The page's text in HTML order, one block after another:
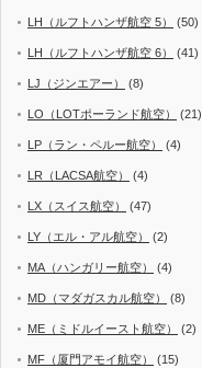
LH（ルフトハンザ航空 5） (50)
LH（ルフトハンザ航空 6） (41)
LJ（ジンエアー） (8)
LO（LOTポーランド航空） (21)
LP（ラン・ペルー航空） (4)
LR（LACSA航空） (4)
LX（スイス航空） (47)
LY（エル・アル航空） (2)
MA（ハンガリー航空） (4)
MD（マダガスカル航空） (8)
ME（ミドルイースト航空） (2)
MF（厦門アモイ航空） (15)